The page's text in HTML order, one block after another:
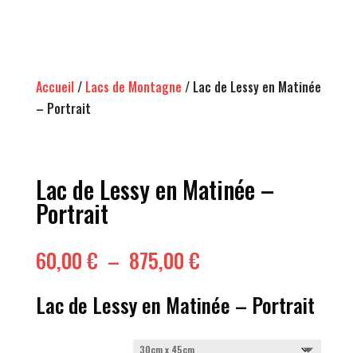
Accueil/ Lacs de Montagne / Lac de Lessy en Matinée
– Portrait
Lac de Lessy en Matinée –
Portrait
60,00€ – 875,00€Plage
prix :
60,00 €
Lac de Lessy en Matinée – Portrait